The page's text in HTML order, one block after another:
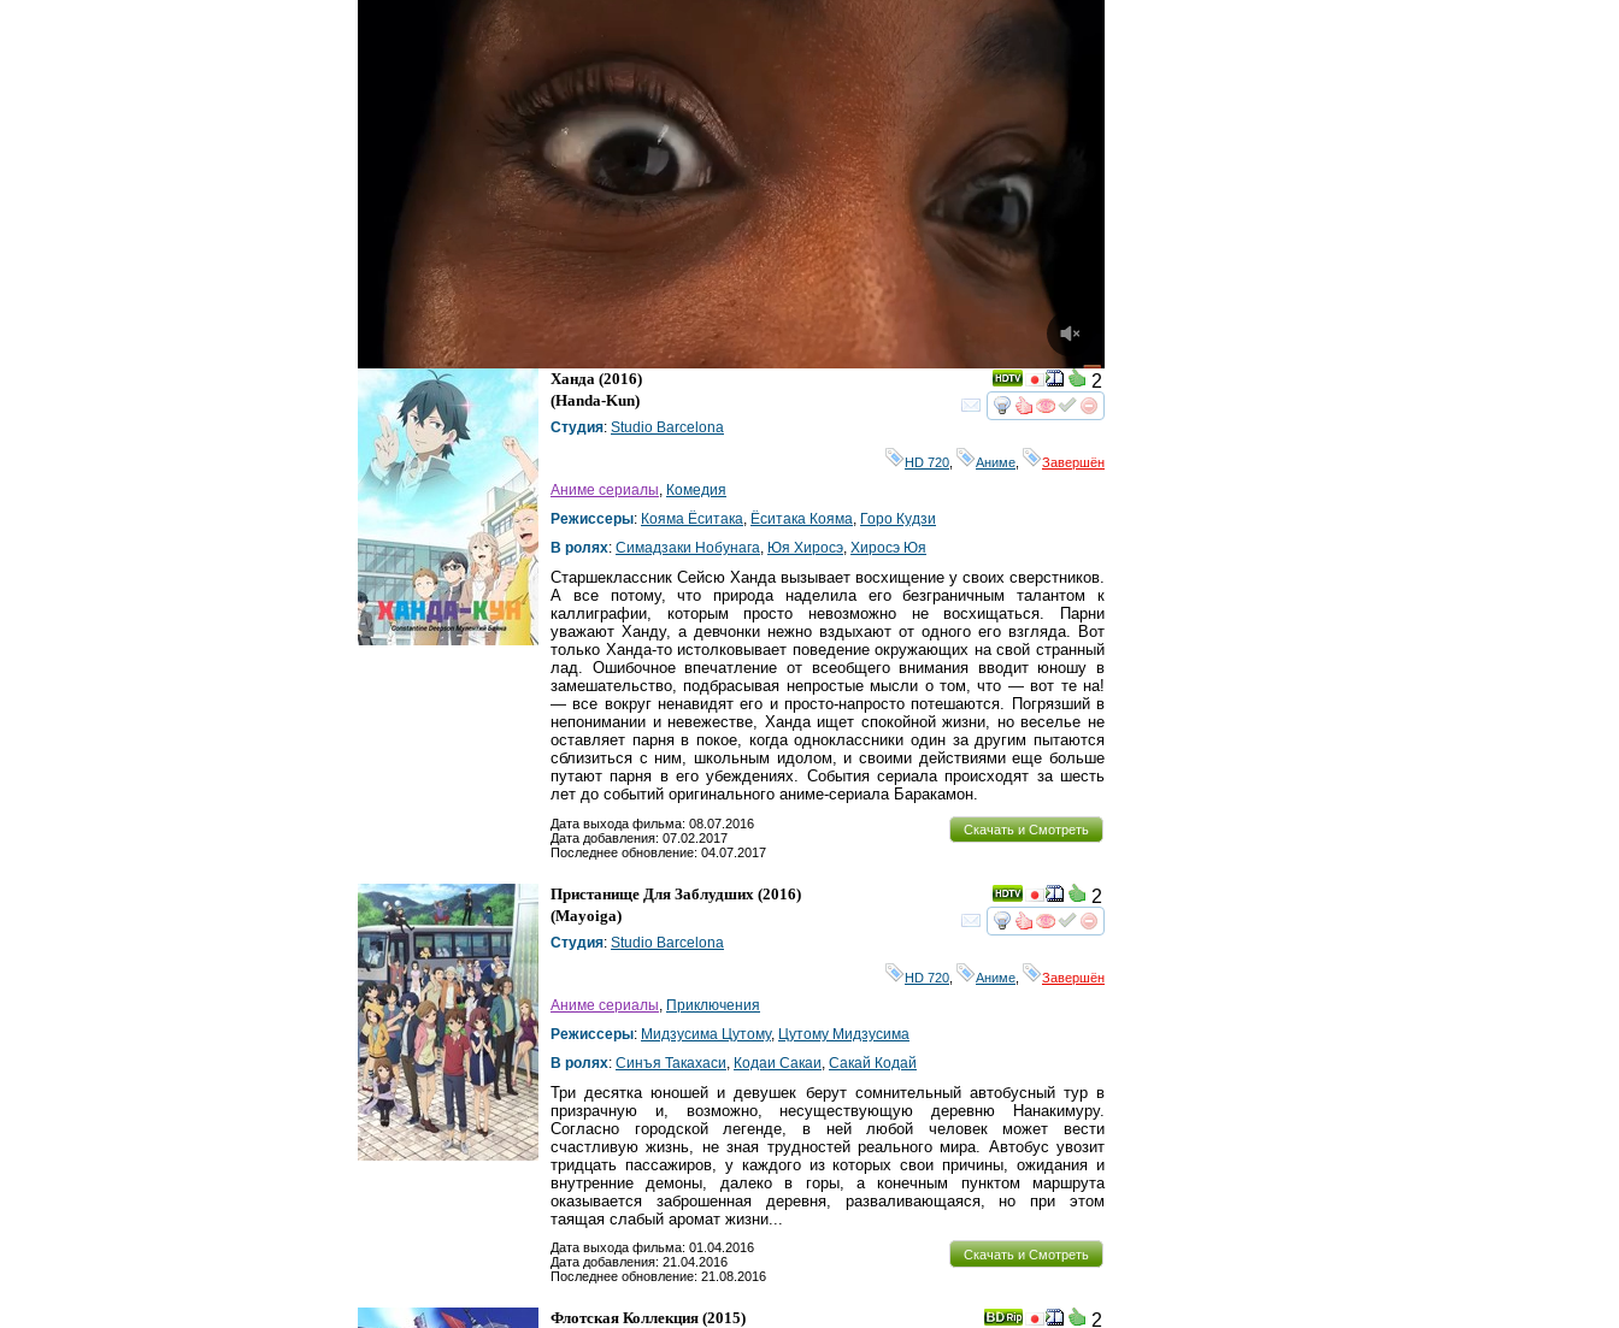
смотретьинтересует
2
Ханда (2016)
(Handa-Kun)
Студия: Studio Barcelona
HD 720 Аниме Завершён
Аниме сериалы, Комедия
Режиссеры: Кояма Ёситака, Ёситака Кояма, Горо Кудзи
В ролях: Симадзаки Нобунага, Юя Хиросэ, Хиросэ Юя
Старшеклассник Сейсю Ханда вызывает восхищение у своих сверстников.
А все потому, что природа наделила его безграничным талантом к
каллиграфии, которым просто невозможно не восхищаться. Парни
уважают Ханду, а девчонки нежно вздыхают от одного его взгляда. Вот
только Ханда-то истолковывает поведение окружающих на свой странный
лад. Ошибочное впечатление от всеобщего внимания вводит юношу в
замешательство, подбрасывая непростые мысли о том, что — вот те на!
— все вокруг ненавидят его и просто-напросто потешаются. Погрязший в
непонимании и невежестве, Ханда ищет спокойной жизни, но веселье не
оставляет парня в покое, когда одноклассники один за другим пытаются
сблизиться с ним, школьным идолом, и своими действиями еще больше
путают парня в его убеждениях. События сериала происходят за шесть
лет до событий оригинального аниме-сериала Баракамон.
Скачать и Смотреть
Дата выхода фильма: 08.07.2016
Дата добавления: 07.02.2017
Последнее обновление: 04.07.2017
смотретьинтересует
2
Пристанище Для Заблудших (2016)
(Mayoiga)
Студия: Studio Barcelona
HD 720 Аниме Завершён
Аниме сериалы Приключения
Режиссеры: Мидзусима Цутому, Цутому Мидзусима
В ролях: Синъя Такахаси Кодаи Сакаи Сакай Кодай
Три десятка юношей и девушек берут сомнительный автобусный тур в
призрачную и, возможно, несуществующую деревню Нанакимуру.
Согласно городской легенде, в ней любой человек может вести
счастливую жизнь, не зная трудностей реального мира. Автобус увозит
тридцать пассажиров, у каждого из которых свои причины, ожидания и
внутренние демоны, далеко в горы, а конечным пунктом маршрута
оказывается заброшенная деревня, разваливающаяся, но при этом
таящая слабый аромат жизни...
Скачать и Смотреть
Дата выхода фильма: 01.04.2016
Дата добавления: 21.04.2016
Последнее обновление: 21.08.2016
2
Флотская Коллекция (2015)